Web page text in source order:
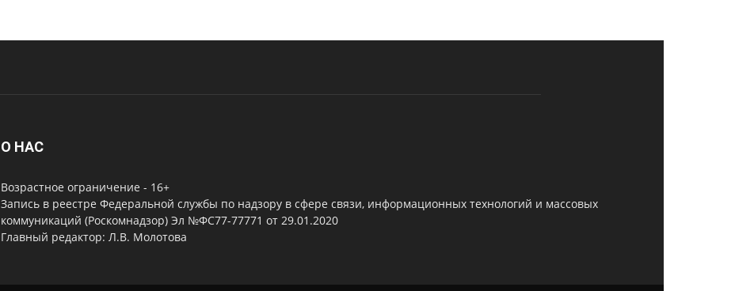
О НАС
Возрастное ограничение - 16+
Запись в реестре Федеральной службы по надзору в сфере связи, информационных технологий и массовых
коммуникаций (Роскомнадзор) Эл №ФС77-77771 от 29.01.2020
Главный редактор: Л.В. Молотова